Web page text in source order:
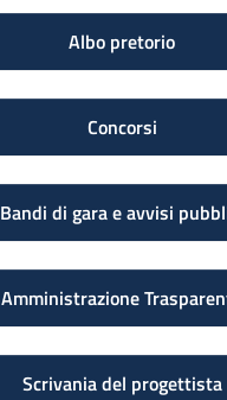
Albo pretorio
Concorsi
Bandi di gara e avvisi
Amministrazione
Scrivania del progettista